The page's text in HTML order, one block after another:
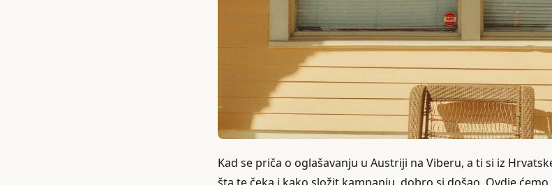
Kad se priča o oglašavanju u Austriji na Viberu, a ti si iz